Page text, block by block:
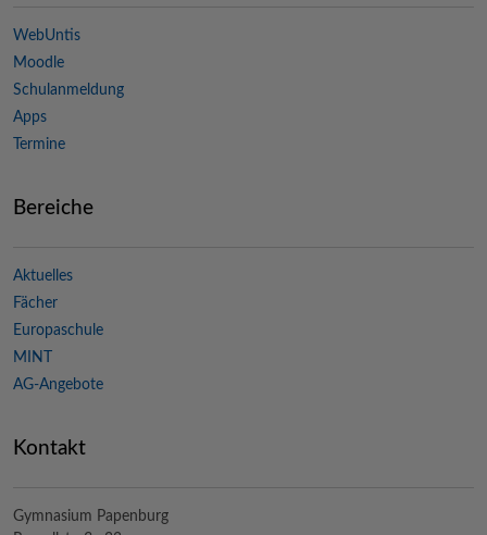
WebUntis
Moodle
Schulanmeldung
Apps
Termine
Bereiche
Aktuelles
Fächer
Europaschule
MINT
AG-Angebote
Kontakt
Gymnasium Papenburg